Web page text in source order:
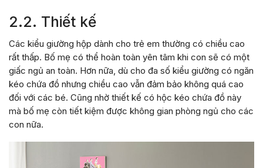
2.2. Thiết kế
Các kiểu giường hộp dành cho trẻ em thường có chiều cao
rất thấp. Bố mẹ có thể hoàn toàn yên tâm khi con sẽ có một
giấc ngủ an toàn. Hơn nữa, dù cho đa số kiểu giường có ngăn
kéo chứa đồ nhưng chiều cao vẫn đảm bảo không quá cao
đối với các bé. Cũng nhờ thiết kế có hộc kéo chứa đồ này
mà bố mẹ còn tiết kiệm được không gian phòng ngủ cho các
con nữa.